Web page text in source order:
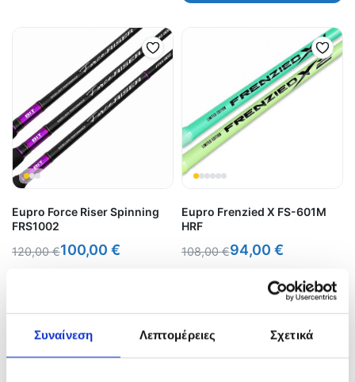
Συναίνεση Λεπτομέρειες Σχετικά
Eupro Force Riser Spinning
FRS1002
120,00€100,00 €
Προσθήκη στο καλάθι
Eupro Frenzied X FS-601M
HRF
108,00€94,00 €
Επιλογή